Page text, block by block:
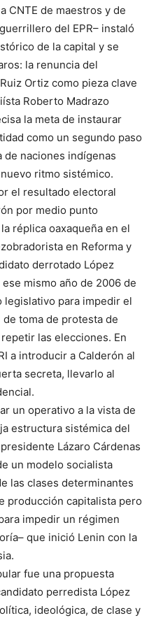
CNTE de maestros y de
del EPR– instaló
de la capital y se
la renuncia del
Ortiz como pieza clave
Roberto Madrazo
la meta de instaurar
como un segundo paso
de naciones indígenas
ritmo sistémico.
el resultado electoral
por medio punto
réplica oaxaqueña en el
en Reforma y
derrotado López
mismo año de 2006 de
legislativo para impedir el
toma de protesta de
las elecciones. En
a introducir a Calderón al
secreta, llevarlo al
un operativo a la vista de
estructura sistémica del
Lázaro Cárdenas
un modelo socialista
las clases determinantes
producción capitalista pero
impedir un régimen
que inició Lenin con la
fue una propuesta
perredista López
ideológica, de clase y